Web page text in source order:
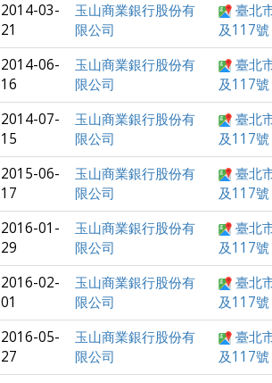
2014-03-
21
玉山商業銀行股份有
限公司
臺北
及117號
2014-06-
16
玉山商業銀行股份有
限公司
臺北
及117號
2014-07-
15
玉山商業銀行股份有
限公司
臺北
及117號
2015-06-
17
玉山商業銀行股份有
限公司
臺北
及117號
2016-01-
29
玉山商業銀行股份有
限公司
臺北
及117號
2016-02-
01
玉山商業銀行股份有
限公司
臺北
及117號
2016-05-
27
玉山商業銀行股份有
限公司
臺北
及117號